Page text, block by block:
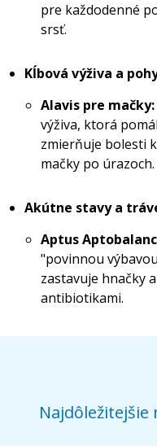
pre každodenné
srsť.
Kĺbová výživa a
Alavis pre mačky:
výživa, ktorá
zmierňuje bolesti
mačky po úrazoch.
Akútne stavy a
Aptus
"povinnou
zastavuje hnačky
antibiotikami.